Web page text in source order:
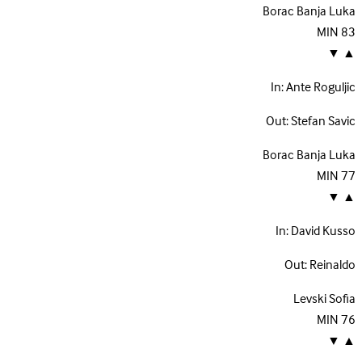
Borac Banja Luka
83
MIN
▲
▼
In:Ante Roguljic
Out:Stefan Savic
Borac Banja Luka
77
MIN
▲
▼
In:David Kusso
Out:Reinaldo
Levski Sofia
76
MIN
▲
▼